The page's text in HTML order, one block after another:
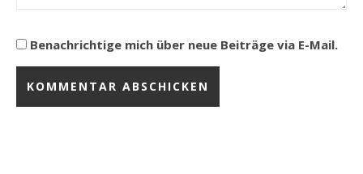
Benachrichtige mich über neue Beiträge via E-Mail.